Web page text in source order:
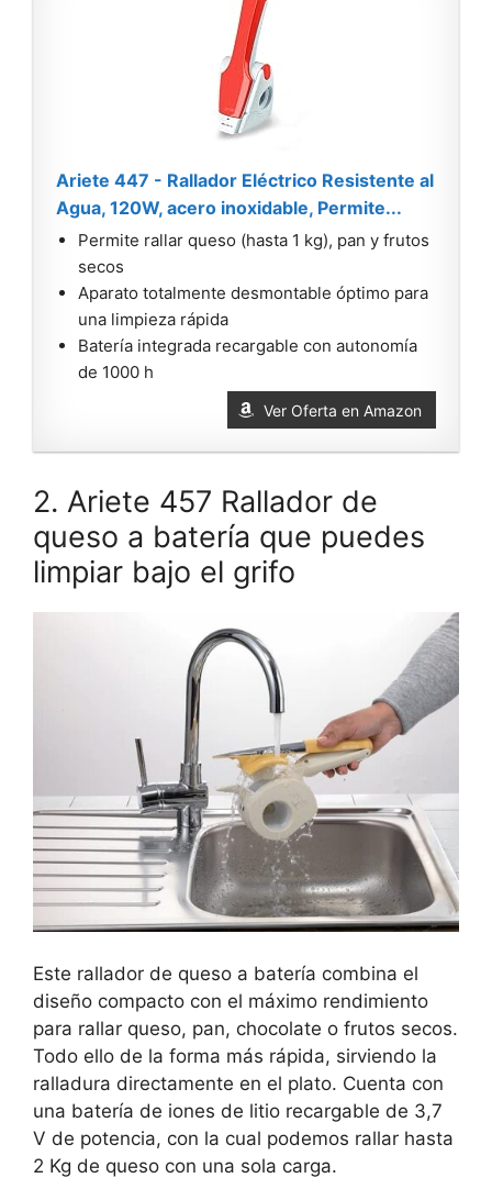
Ariete 447 - Rallador Eléctrico Resistente al
Agua, 120W, acero inoxidable, Permite...
Permite rallar queso (hasta 1 kg), pan y frutos
secos
Aparato totalmente desmontable óptimo para
una limpieza rápida
Batería integrada recargable con autonomía
de 1000 h
Ver Oferta en Amazon
2. Ariete 457 Rallador de
queso a batería que puedes
limpiar bajo el grifo
Este rallador de queso a batería combina el
diseño compacto con el máximo rendimiento
para rallar queso, pan, chocolate o frutos secos.
Todo ello de la forma más rápida, sirviendo la
ralladura directamente en el plato. Cuenta con
una batería de iones de litio recargable de 3,7
V de potencia, con la cual podemos rallar hasta
2 Kg de queso con una sola carga.